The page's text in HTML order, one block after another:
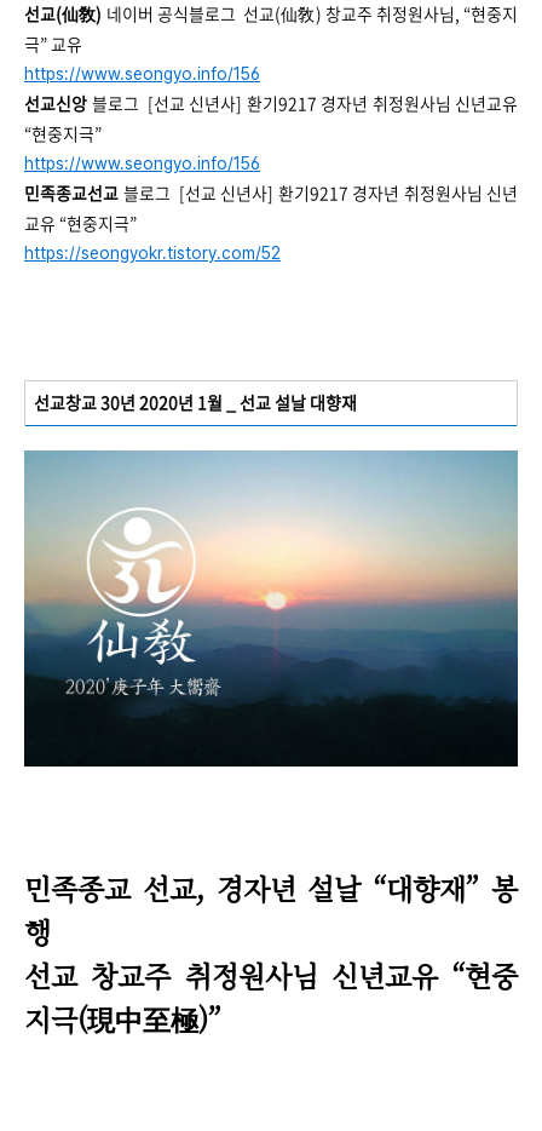
선교(仙敎) 네이버 공식블로그 선교(仙敎) 창교주 취정원사님, “현중지
극”교유
https://www.seongyo.info/156
선교신앙 블로그 [선교 신년사] 환기9217 경자년 취정원사님 신년교유
“현중지극”
https://www.seongyo.info/156
민족종교선교 블로그 [선교 신년사] 환기9217 경자년 취정원사님 신년
교유 “현중지극”
https://seongyokr.tistory.com/52
선교창교 30년 2020년 1월 _ 선교 설날 대향재
민족종교 선교, 경자년 설날 “대향재” 봉
행
선교 창교주 취정원사님 신년교유 “현중
지극(現中至極)”